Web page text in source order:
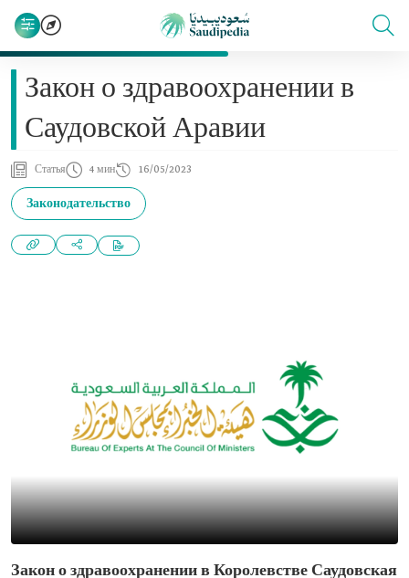
Закон о здравоохранении в
Саудовской Аравии
Статья 4 мин 16/05/2023
Законодательство
Закон о здравоохранении в Королевстве Саудовская